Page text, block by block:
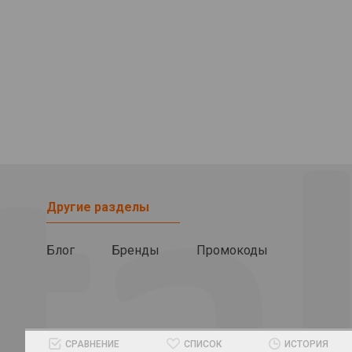
Другие разделы
Блог Бренды Промокоды
СРАВНЕНИЕ СПИСОК ИСТОРИЯ